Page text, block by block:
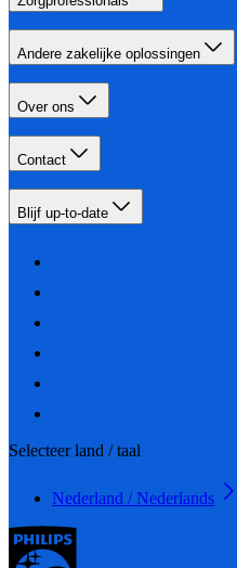
Andere zakelijke oplossingen
Over ons
Contact
Blijf up-to-date
Selecteer land / taal
Nederland / Nederlands